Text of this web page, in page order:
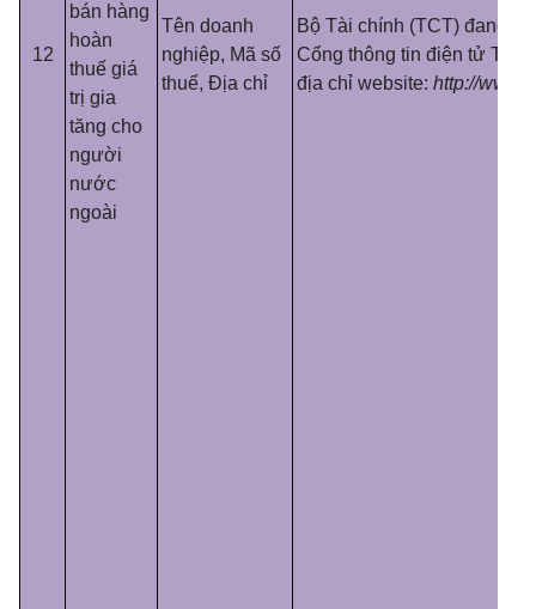
12
bán hàng
hoàn
thuế giá
trị gia
tăng cho
người
nước
ngoài
Tên doanh
nghiệp, Mã số
thuế, Địa chỉ
Bộ Tài chính (TCT) đang
Cổng thông tin điện tử
địa chỉ website: http://